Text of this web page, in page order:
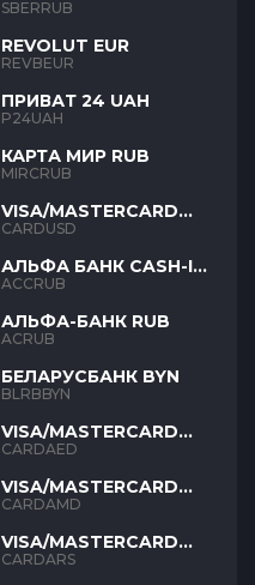
SBERRUB
REVOLUT EUR
REVBEUR
ПРИВАТ 24 UAH
P24UAH
КАРТА МИР RUB
MIRCRUB
VISA/MASTERCARD
USD
CARDUSD
АЛЬФА БАНК CASH-IN
RUB
ACCRUB
АЛЬФА-БАНК RUB
ACRUB
БЕЛАРУСБАНК BYN
BLRBBYN
VISA/MASTERCARD
AED
CARDAED
VISA/MASTERCARD
AMD
CARDAMD
VISA/MASTERCARD
ARS
CARDARS